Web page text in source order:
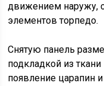
движением наружу,
элементов торпедо.
Снятую панель
подкладкой из
появление царапин